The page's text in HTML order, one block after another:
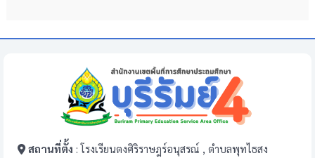
สถานที่ตั้ง : โรงเรียนตงศิริราษฎร์อนุสรณ์ , ตำบลพุทไธสง